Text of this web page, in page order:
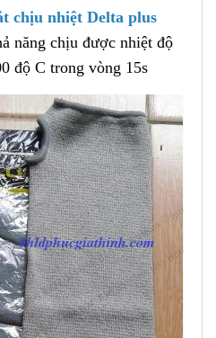
chịu nhiệt Delta plus
năng chịu được nhiệt độ
độ C trong vòng 15s